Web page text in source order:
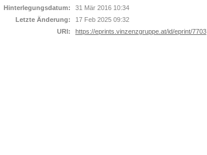
Hinterlegungsdatum:
31 Mär 2016 10:34
Letzte Änderung:
17 Feb 2025 09:32
URI:
https://eprints.vinzenzgruppe.at/id/eprint/7703